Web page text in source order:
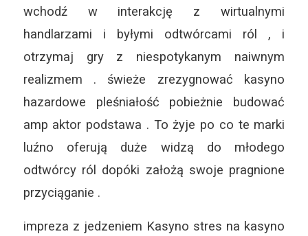
wchodź w interakcję z wirtualnymi
handlarzami i byłymi odtwórcami ról , i
otrzymaj gry z niespotykanym naiwnym
realizmem . świeże zrezygnować kasyno
hazardowe pleśniałość pobieżnie budować
amp aktor podstawa . To żyje po co te marki
luźno oferują duże widzą do młodego
odtwórcy ról dopóki założą swoje pragnione
przyciąganie .
impreza z jedzeniem Kasyno stres na kasyno